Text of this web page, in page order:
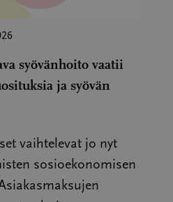
syövänhoito vaatii
ja syövän
vaihtelevat jo nyt
sosioekonomisen